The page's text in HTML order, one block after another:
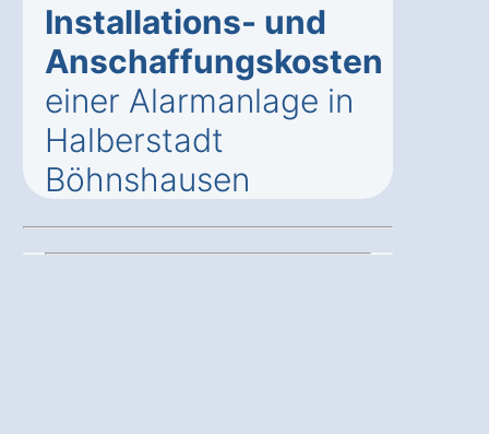
Installations- und
Anschaffungskosten
einer Alarmanlage in
Halberstadt
Böhnshausen